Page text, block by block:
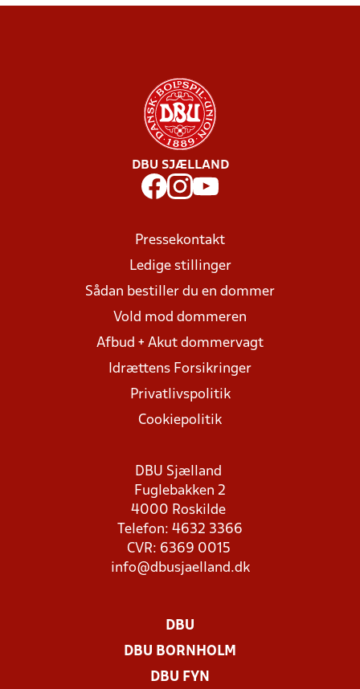
DBU SJÆLLAND
Pressekontakt
Ledige stillinger
Sådan bestiller du en dommer
Vold mod dommeren
Afbud + Akut dommervagt
Idrættens Forsikringer
Privatlivspolitik
Cookiepolitik
DBU Sjælland
Fuglebakken 2
4000 Roskilde
Telefon: 4632 3366
CVR: 6369 0015
info@dbusjaelland.dk
DBU
DBU BORNHOLM
DBU FYN